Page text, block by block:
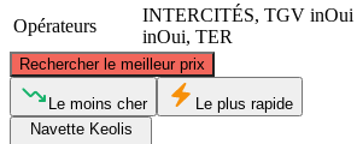
Opérateurs
INTERCITÉS, TGV inOui
inOui, TER
Rechercher le meilleur prix
Étang-sur-Arroux
Le moins cher
Le plus rapide
Navette Keolis